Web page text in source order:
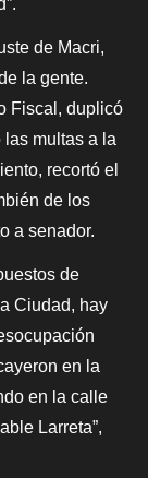
de Macri,
la gente.
Fiscal, duplicó
multas a la
recortó el
de los
a senador.
de
Ciudad, hay
en la
en la calle
Larreta”,